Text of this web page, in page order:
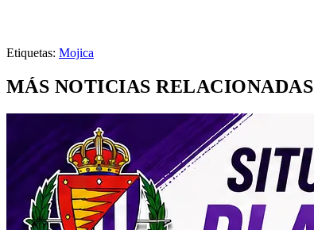
Etiquetas: Mojica
MÁS NOTICIAS RELACIONADAS